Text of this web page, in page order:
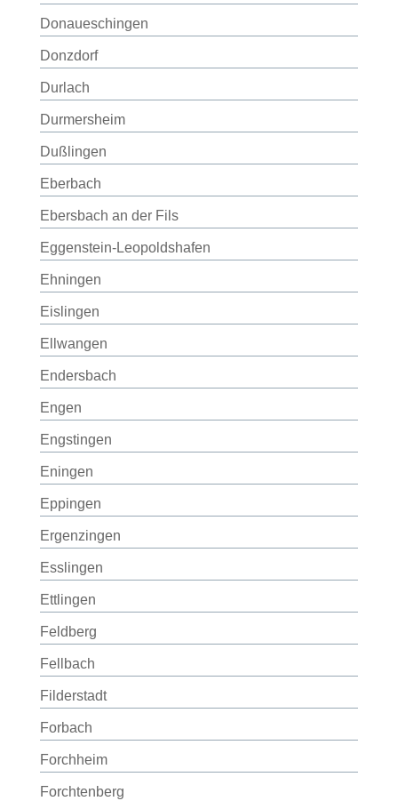
Donaueschingen
Donzdorf
Durlach
Durmersheim
Dußlingen
Eberbach
Ebersbach an der Fils
Eggenstein-Leopoldshafen
Ehningen
Eislingen
Ellwangen
Endersbach
Engen
Engstingen
Eningen
Eppingen
Ergenzingen
Esslingen
Ettlingen
Feldberg
Fellbach
Filderstadt
Forbach
Forchheim
Forchtenberg